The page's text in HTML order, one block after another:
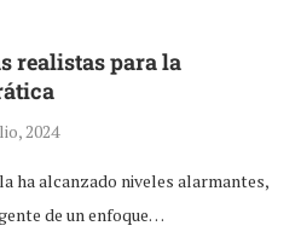
realistas para la
2024
ha alcanzado niveles alarmantes,
de un enfoque…